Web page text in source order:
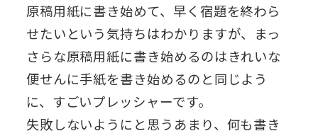
原稿用紙に書き始めて、早く宿題を終わら
せたいという気持ちはわかりますが、まっ
さらな原稿用紙に書き始めるのはきれいな
便せんに手紙を書き始めるのと同じよう
に、すごいプレッシャーです。
失敗しないようにと思うあまり、何も書き